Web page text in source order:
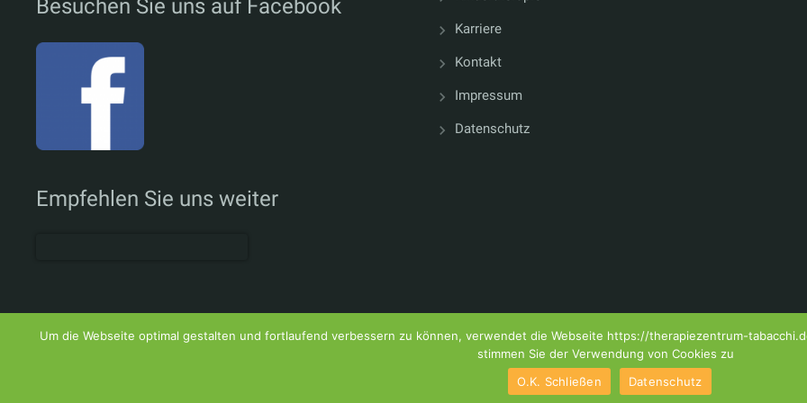
Besuchen Sie uns auf Facebook
Empfehlen Sie uns weiter
Karriere
Kontakt
Impressum
Datenschutz
Design und
Um die Webseite optimal gestalten und fortlaufend verbessern zu können, verwendet die Webseite https://therapiezentrum-
stimmen Sie der Verwendung von Cookies zu
O.K. Schließen
Datenschutz